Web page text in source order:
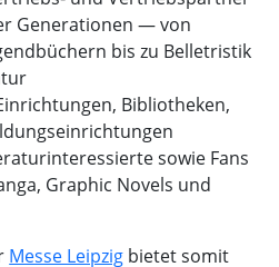
Generationen — von
bis zu Belletristik
Bibliotheken,
sowie Fans
Graphic Novels und
Messe Leipzig bietet somit